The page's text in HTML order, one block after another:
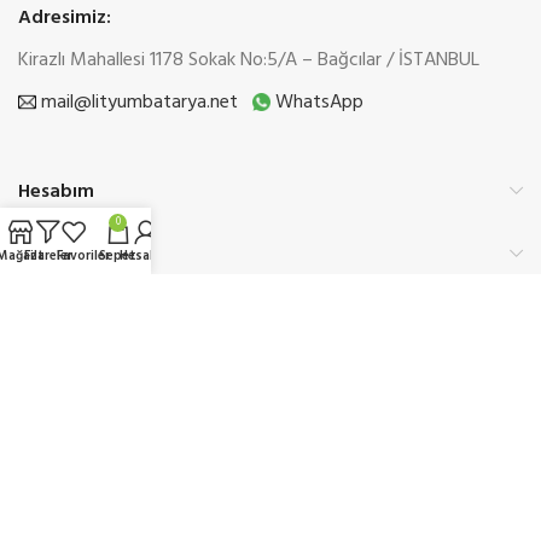
Adresimiz:
Kirazlı Mahallesi 1178 Sokak No:5/A – Bağcılar / İSTANBUL
mail@lityumbatarya.net
WhatsApp
Hesabım
Kurumsal
FiltrelerFavoriler
0
SepetHesabım